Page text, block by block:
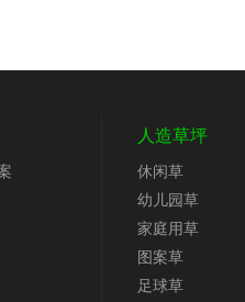
人造草坪
休闲草
幼儿园草
家庭用草
图案草
足球草